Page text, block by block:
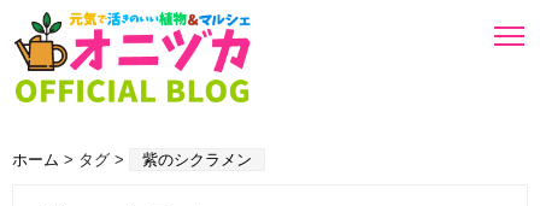
ホーム > タグ > 紫のシクラメン